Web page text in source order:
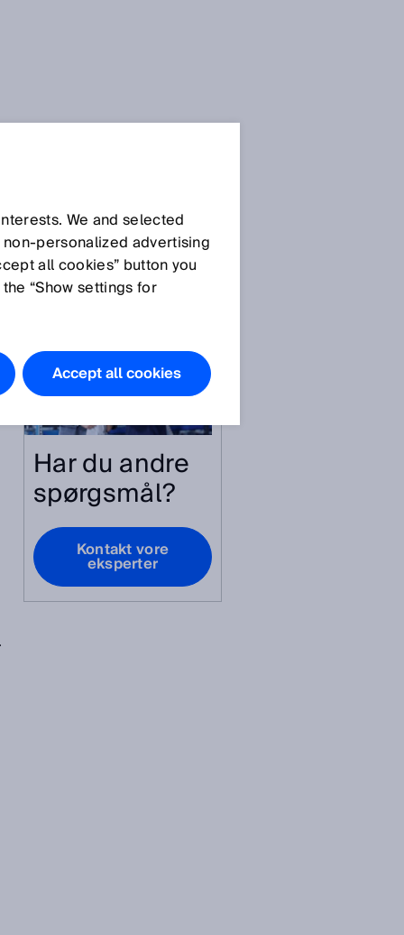
Alle artikler
Har du andre
spørgsmål?
Kontakt vore
eksperter
We and selected
advertising
all cookies” button you
“Show settings for
Accept all cookies